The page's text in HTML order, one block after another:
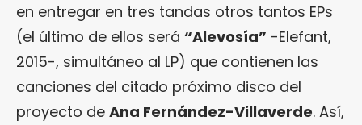
en entregar en tres tandas otros tantos EPs
(el último de ellos será “Alevosía” -Elefant,
2015-, simultáneo al LP) que contienen las
canciones del citado próximo disco del
proyecto de Ana Fernández-Villaverde. Así,